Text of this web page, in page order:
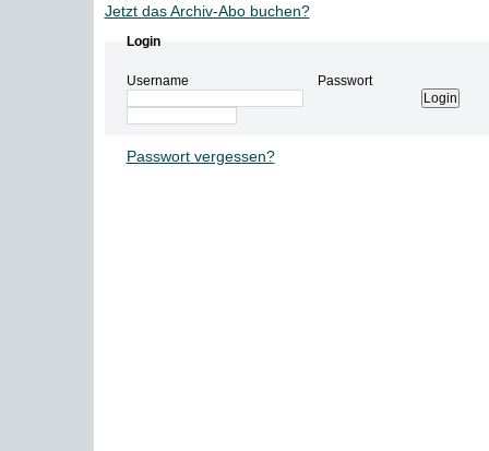
Jetzt das Archiv-Abo buchen?
Login
Username Passwort
Passwort vergessen?